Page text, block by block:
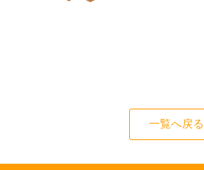
一覧へ戻る